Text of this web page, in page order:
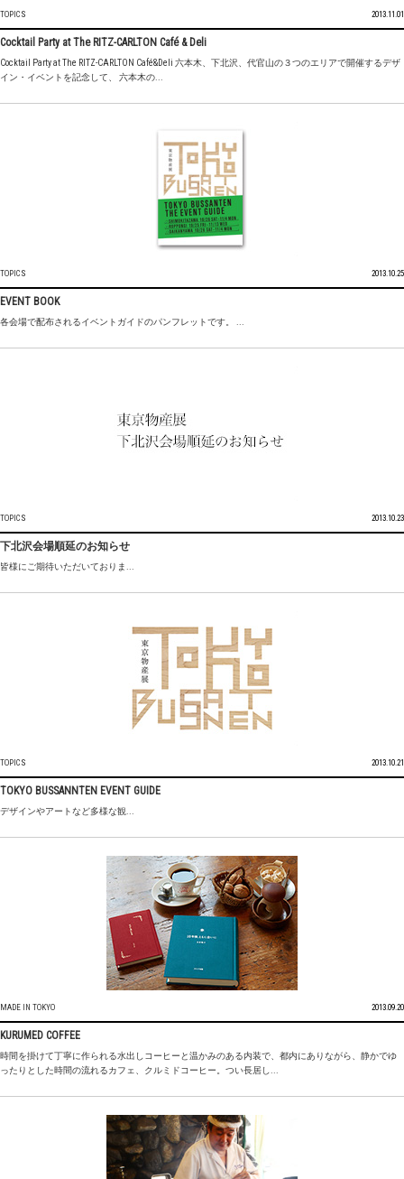
TOPICS 2013.11.01
Cocktail Party at The RITZ-CARLTON Café & Deli
Cocktail Party at The RITZ-CARLTON Café&Deli 六本木、下北沢、代官山の３つのエリアで開催するデザ
イン・イベントを記念して、 六本木の...
TOPICS 2013.10.25
EVENT BOOK
各会場で配布されるイベントガイドのパンフレットです。 ...
TOPICS 2013.10.23
下北沢会場順延のお知らせ
皆様にご期待いただいておりま...
TOPICS 2013.10.21
TOKYO BUSSANNTEN EVENT GUIDE
デザインやアートなど多様な観...
MADE IN TOKYO 2013.09.20
KURUMED COFFEE
時間を掛けて丁寧に作られる水出しコーヒーと温かみのある内装で、都内にありながら、静かでゆ
ったりとした時間の流れるカフェ、クルミドコーヒー。つい長居し...